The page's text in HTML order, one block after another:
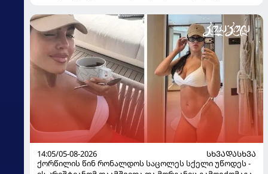
14:05/05-08-2026
ᲡᲮᲕᲐᲓᲐᲡᲮᲕᲐ
ქორწილის წინ რონალდოს საცოლეს სქელი უწოდეს -